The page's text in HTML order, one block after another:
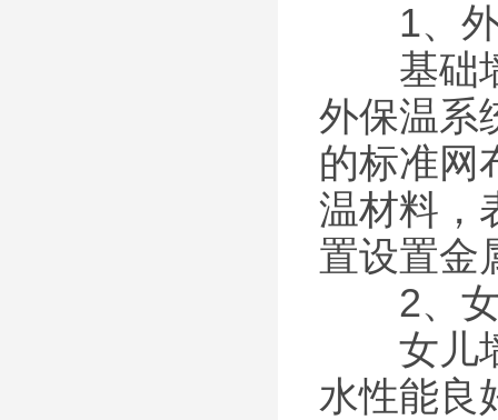
1、外
基础墙
外保温系
的标准网
温材料，
置设置金
2、女
女儿墙
水性能良